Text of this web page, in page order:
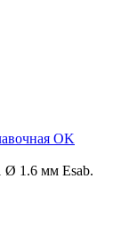
OK
Ø 1.6 мм Esab.